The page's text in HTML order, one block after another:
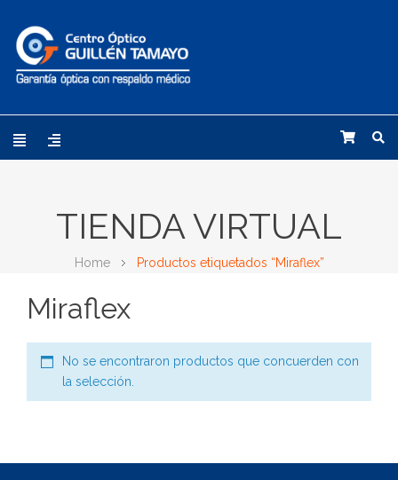
TIENDA VIRTUAL
Home Productos etiquetados “Miraflex”
Miraflex
No se encontraron productos que concuerden con
la selección.